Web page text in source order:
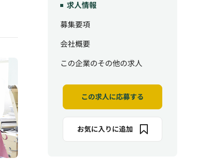
求人情報
募集要項
会社概要
この企業のその他の求人
この求人に応募する
お気に入りに追加